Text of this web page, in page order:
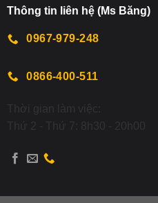
Thông tin liên hệ (Ms Băng)
0967-979-248
0866-400-511
Thời gian làm việc:
Thứ 2 - Thứ 7: 8h30 - 20h00